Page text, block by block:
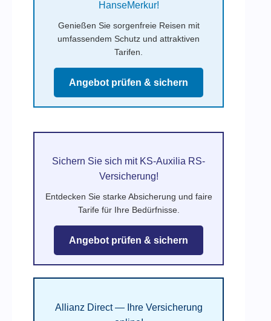
HanseMerkur!
Genießen Sie sorgenfreie Reisen mit
umfassendem Schutz und attraktiven
Tarifen.
Angebot prüfen & sichern
Sichern Sie sich mit KS-Auxilia RS-
Versicherung!
Entdecken Sie starke Absicherung und faire
Tarife für Ihre Bedürfnisse.
Angebot prüfen & sichern
Allianz Direct — Ihre Versicherung